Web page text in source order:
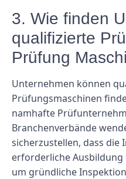
3. Wie finden
qualifizierte
Prüfung
Unternehmen können
Prüfungsmaschinen
namhafte
Branchenverbände
sicherzustellen, dass die
erforderliche
um gründliche